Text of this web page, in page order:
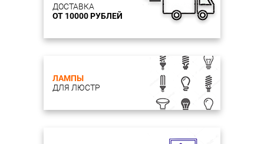
ДОСТАВКА
ОТ 10000 РУБЛЕЙ
ЛАМПЫ
ДЛЯ ЛЮСТР